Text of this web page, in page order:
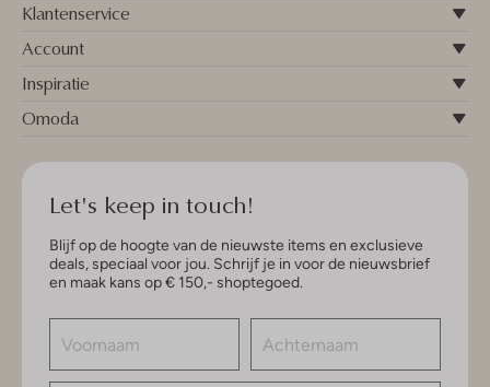
Klantenservice
Account
Inspiratie
Omoda
Let's keep in touch!
Blijf op de hoogte van de nieuwste items en exclusieve
deals, speciaal voor jou. Schrijf je in voor de nieuwsbrief
en maak kans op € 150,- shoptegoed.